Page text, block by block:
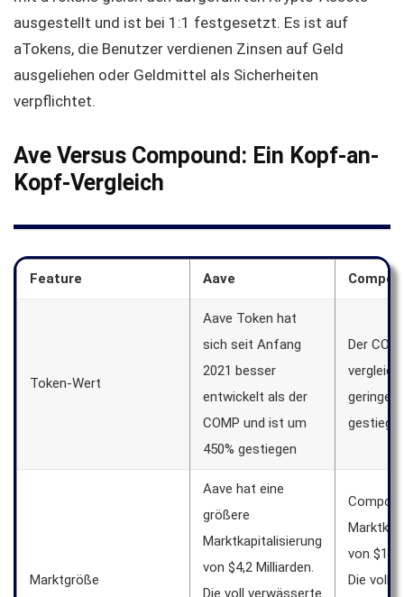
ausgestellt und ist bei 1:1 festgesetzt. Es ist auf
aTokens, die Benutzer verdienen Zinsen auf Geld
ausgeliehen oder Geldmittel als Sicherheiten
verpflichtet.
Ave Versus Compound: Ein Kopf-an-
Kopf-Vergleich
Feature Aave
Token-Wert
Aave Token hat
sich seit Anfang
2021 besser
entwickelt als der
COMP und ist um
450% gestiegen
Der
Marktgröße
Aave hat eine
größere
Marktkapitalisierung
von $4,2 Milliarden.
Die voll verwässerte
von $1,7
Die voll